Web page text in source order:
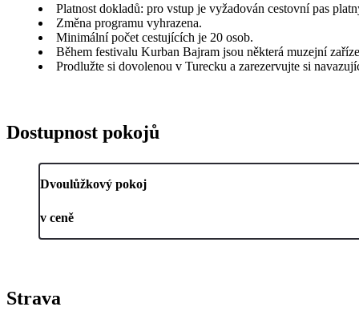
Platnost dokladů: pro vstup je vyžadován cestovní pas
Změna programu vyhrazena.
Minimální počet cestujících je 20 osob.
Během festivalu Kurban Bajram jsou některá muzejní
Prodlužte si dovolenou v Turecku a zarezervujte si
Dostupnost pokojů
Dvoulůžkový pokoj
v ceně
Strava